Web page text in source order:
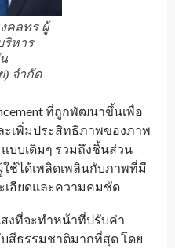
คลทร ผู้
ริหาร
) จำกัด
ที่ถูกพัฒนาขึ้นเพื่อ
ะเพิ่มประสิทธิภาพของภาพ
บบเดิมๆ รวมถึงชิ้นส่วน
ช้ได้เพลิดเพลินกับภาพที่มี
อียดและความคมชัด
งที่จะทำหน้าที่ปรับค่า
สีธรรมชาติมากที่สุด โดย